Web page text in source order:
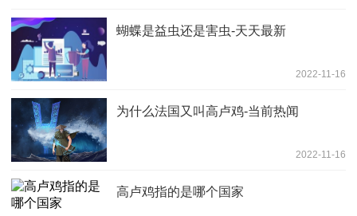
蝴蝶是益虫还是害虫-天天最新
2022-11-16
为什么法国又叫高卢鸡-当前热闻
2022-11-16
高卢鸡指的是哪个国家